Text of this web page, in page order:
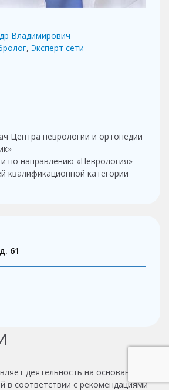
Владимирович
, Эксперт сети
Центра неврологии и ортопедии
по направлению «Неврология»
квалификационной категории
61
деятельность на основании
в соответствии с рекомендациями